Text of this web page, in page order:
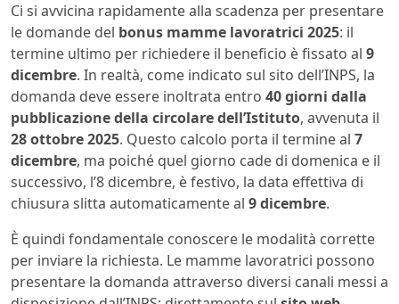
Ci si avvicina rapidamente alla scadenza per presentare
le domande del bonus mamme lavoratrici 2025: il
termine ultimo per richiedere il beneficio è fissato al 9
dicembre. In realtà, come indicato sul sito dell’INPS, la
domanda deve essere inoltrata entro 40 giorni dalla
pubblicazione della circolare dell’Istituto, avvenuta il
28 ottobre 2025. Questo calcolo porta il termine al 7
dicembre, ma poiché quel giorno cade di domenica e il
successivo, l’8 dicembre, è festivo, la data effettiva di
chiusura slitta automaticamente al 9 dicembre.
È quindi fondamentale conoscere le modalità corrette
per inviare la richiesta. Le mamme lavoratrici possono
presentare la domanda attraverso diversi canali messi a